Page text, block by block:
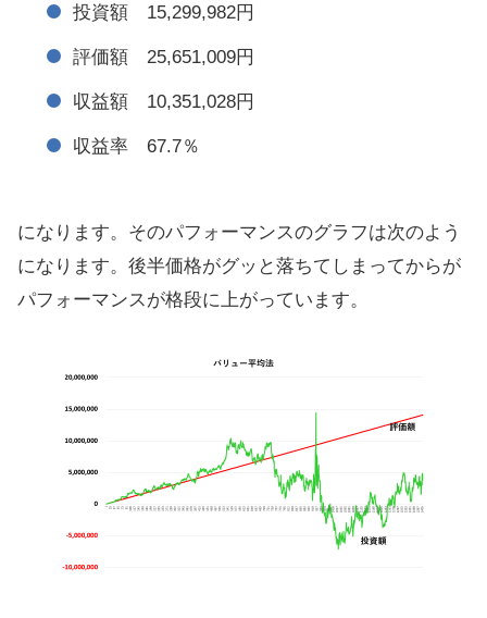
投資額 15,299,982円
評価額 25,651,009円
収益額 10,351,028円
収益率 67.7％
になります。そのパフォーマンスのグラフは次のよう
になります。後半価格がグッと落ちてしまってからが
パフォーマンスが格段に上がっています。